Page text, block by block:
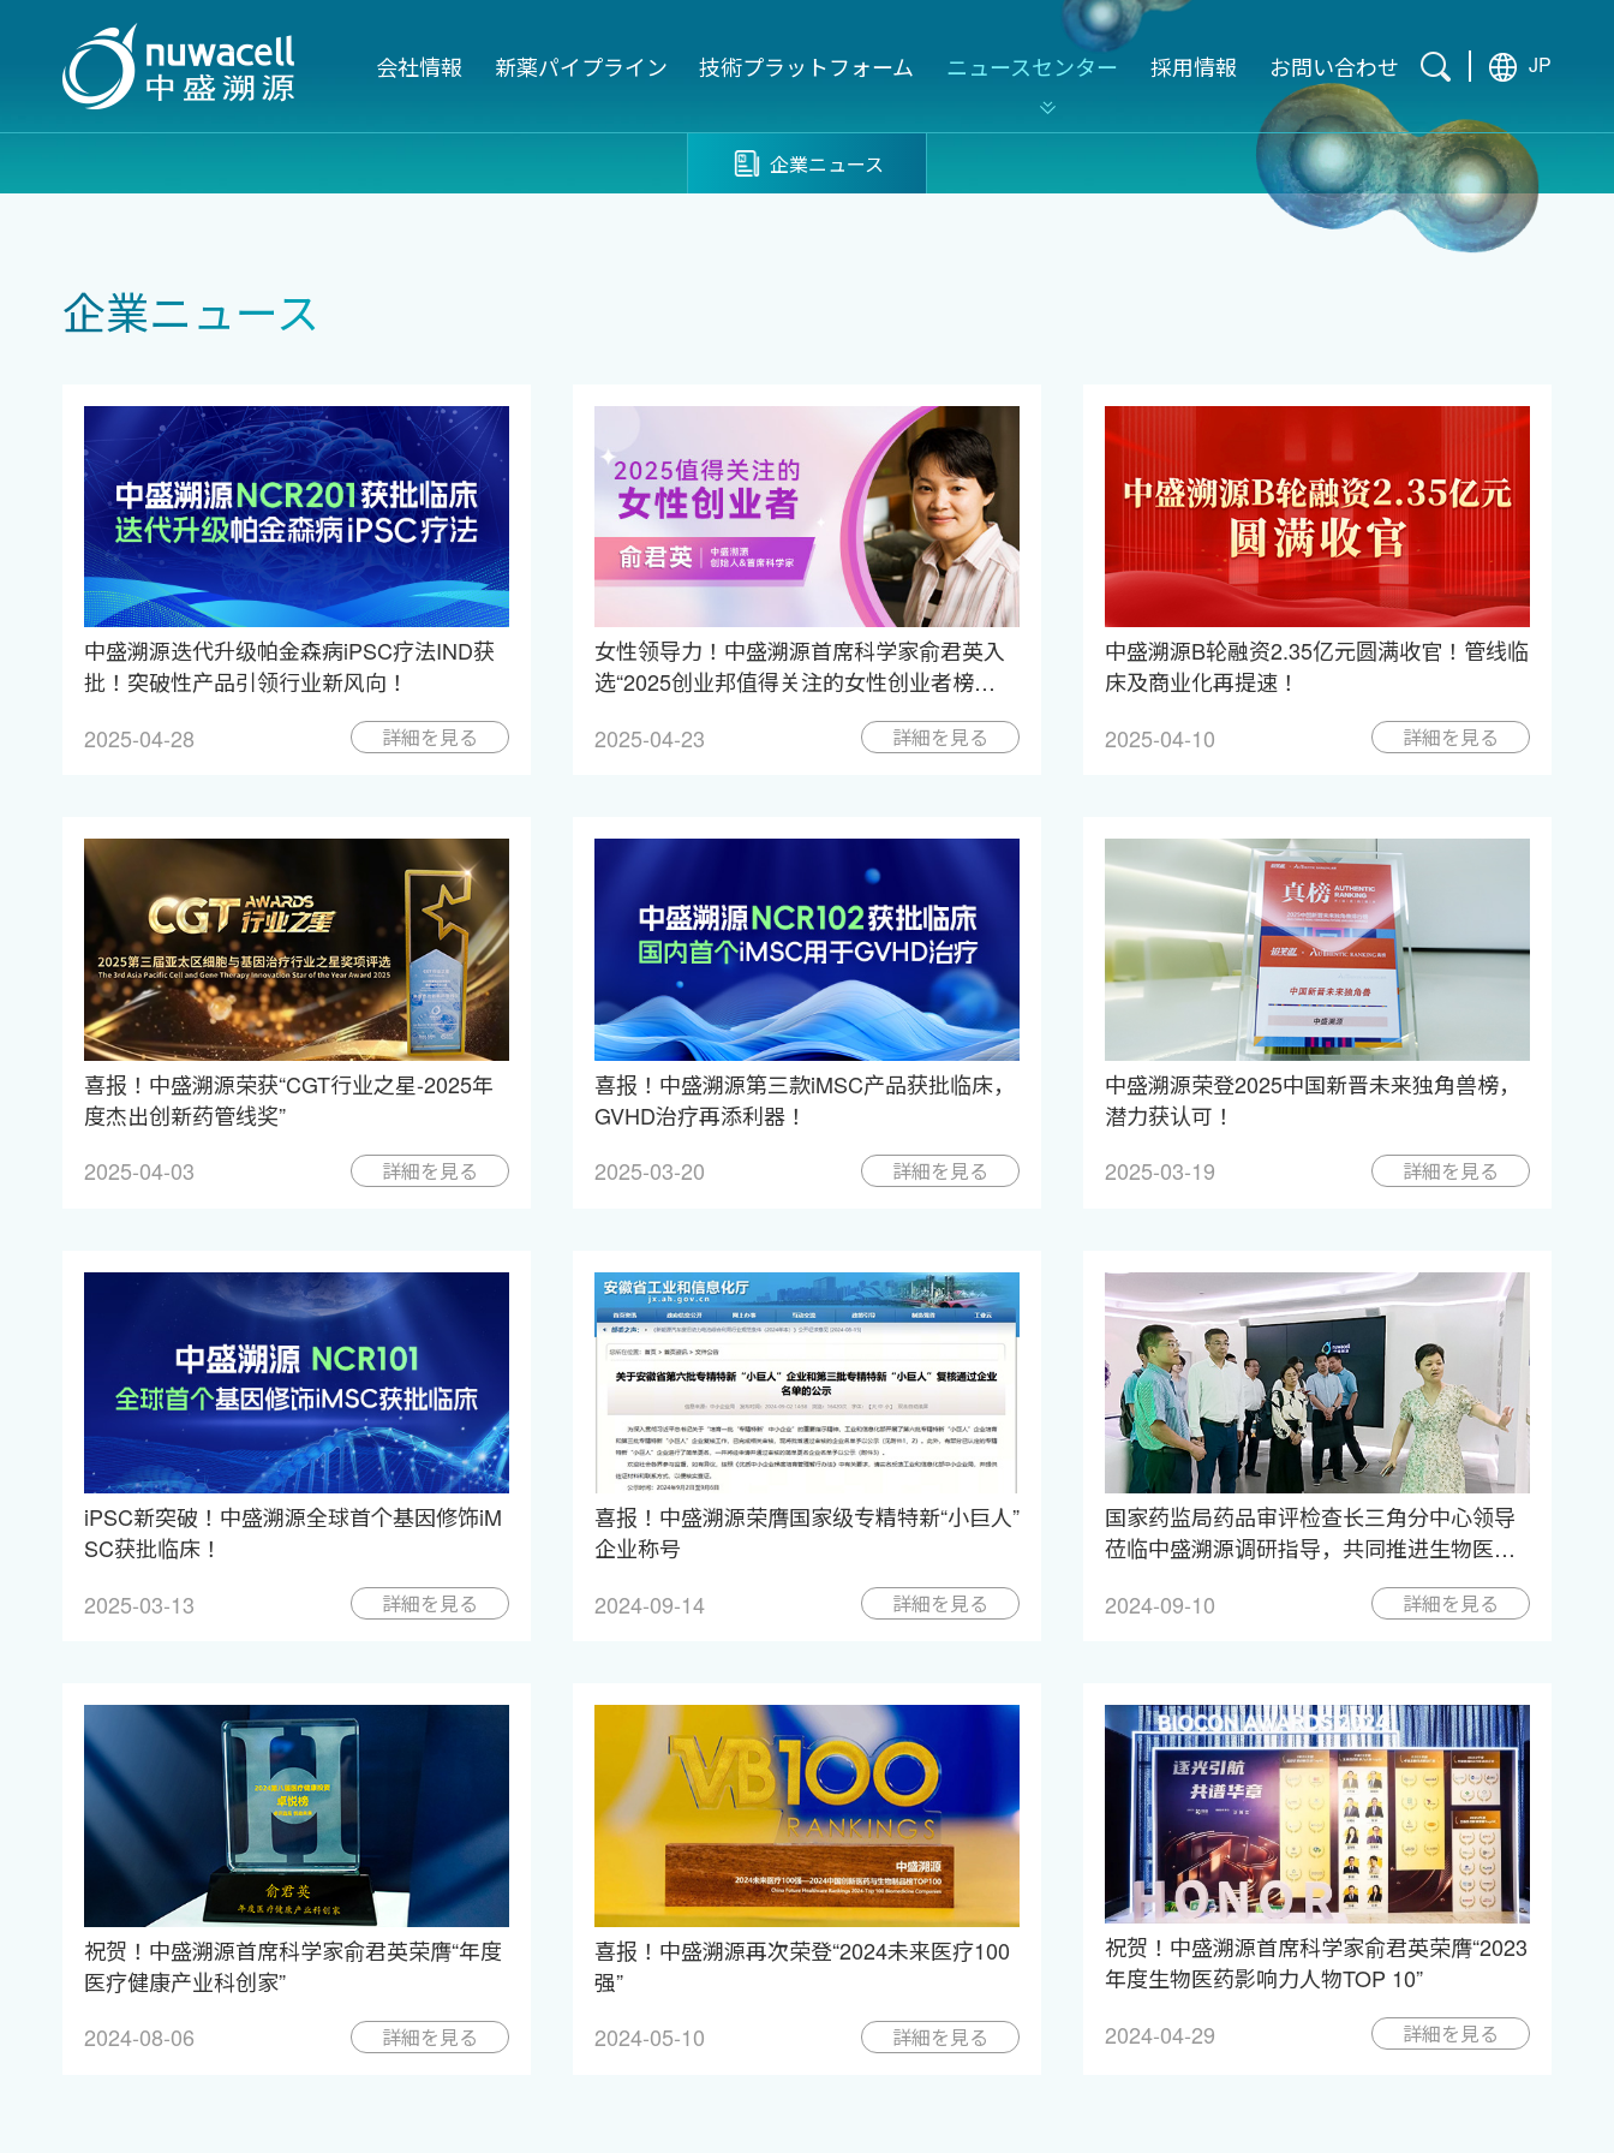
会社情報 新薬パイプライン 技術プラットフォーム ニュースセンター 採用情報 お問い合わせ JP
企業ニュース
企業ニュース
中盛溯源迭代升级帕金森病iPSC疗法IND获
批！突破性产品引领行业新风向！
2025-04-28
詳細を見る
女性领导力！中盛溯源首席科学家俞君英入
选“2025创业邦值得关注的女性创业者榜
2025-04-23 詳細を見る
中盛溯源B轮融资2.35亿元圆满收官！管线临
床及商业化再提速！
2025-04-10
詳細を見る
喜报！中盛溯源荣获“CGT行业之星-2025年
度杰出创新药管线奖”
2025-04-03
詳細を見る
喜报！中盛溯源第三款iMSC产品获批临床，
GVHD治疗再添利器！
2025-03-20
詳細を見る
中盛溯源荣登2025中国新晋未来独角兽榜，
潜力获认可！
2025-03-19
詳細を見る
iPSC新突破！中盛溯源全球首个基因修饰iM
SC获批临床！
2025-03-13
詳細を見る
喜报！中盛溯源荣膺国家级专精特新“小巨人”
企业称号
2024-09-14
詳細を見る
国家药监局药品审评检查长三角分中心领导
莅临中盛溯源调研指导，共同推进生物医药
2024-09-10 詳細を見る
祝贺！中盛溯源首席科学家俞君英荣膺“年度
医疗健康产业科创家”
2024-08-06
詳細を見る
喜报！中盛溯源再次荣登“2024未来医疗100
强”
2024-05-10
詳細を見る
祝贺！中盛溯源首席科学家俞君英荣膺“2023
年度生物医药影响力人物TOP 10”
2024-04-29
詳細を見る